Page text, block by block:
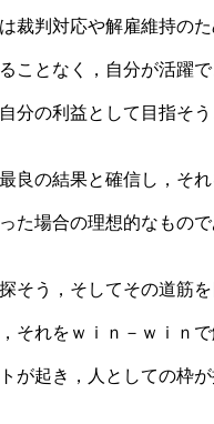
裁判対応や解雇維持の
となく，自分が活躍
分の利益として目指そ
の結果と確信し，そ
た場合の理想的なもの
そう，そしてその道筋
それをｗｉｎ－ｗｉｎ
が起き，人としての枠